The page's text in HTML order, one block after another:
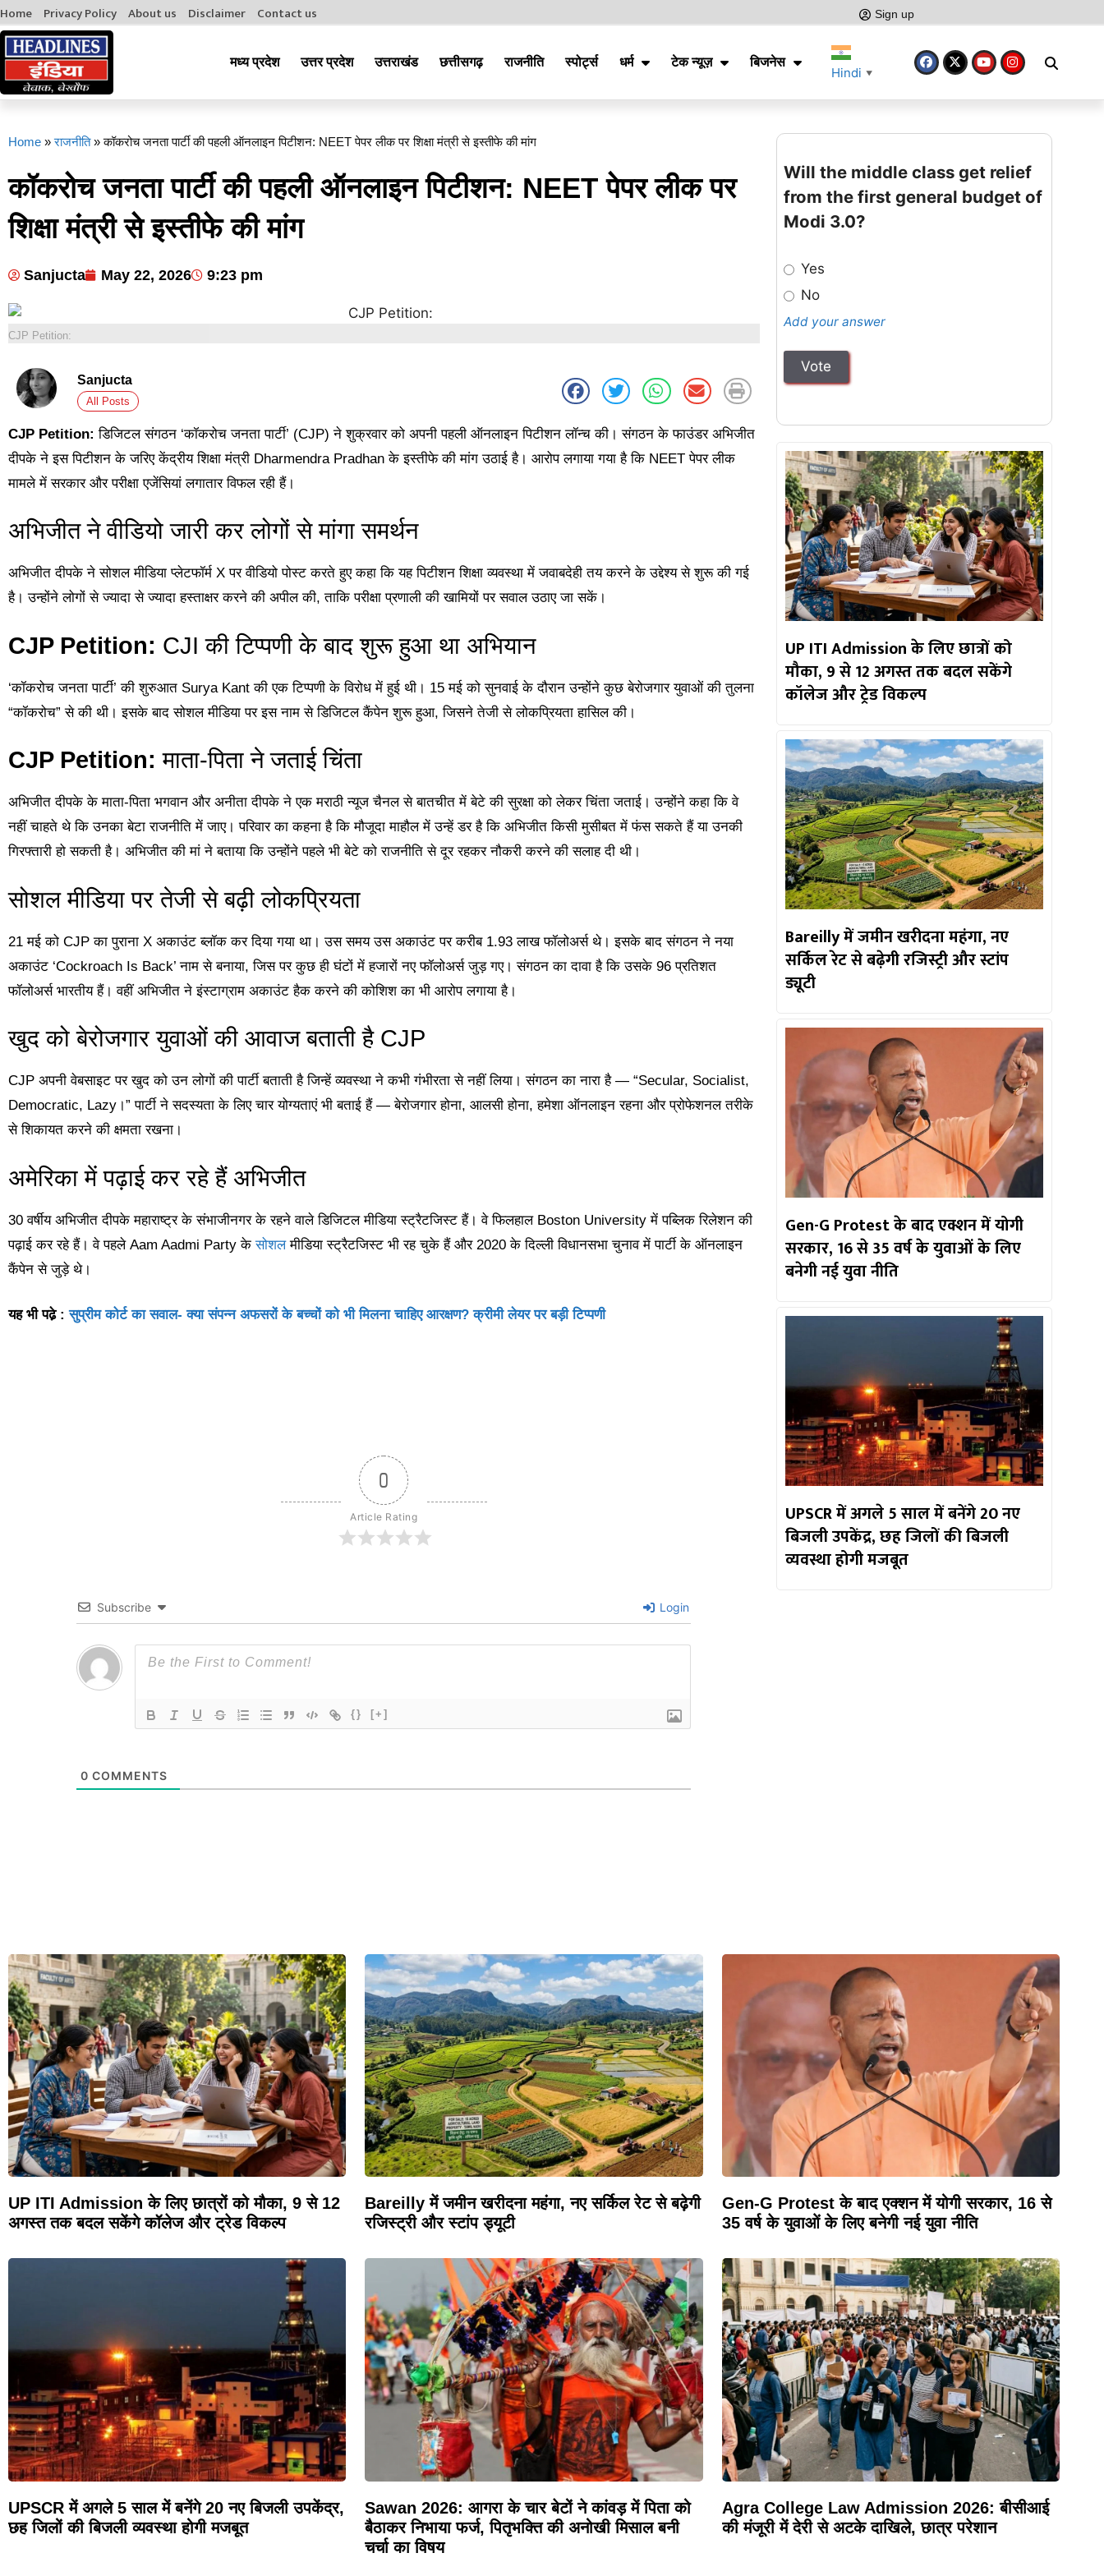
Home Privacy Policy About us Disclaimer Contact us Sign up
मध्य प्रदेश उत्तर प्रदेश उत्तराखंड छत्तीसगढ़ राजनीति स्पोर्ट्स धर्म टेक न्यूज़ बिजनेस
Hindi ▼
Home » राजनीति »कॉकरोच जनता पार्टी की पहली ऑनलाइन पिटीशन: NEET पेपर लीक पर शिक्षा मंत्री से इस्तीफे की मांग
कॉकरोच जनता पार्टी की पहली ऑनलाइन पिटीशन: NEET पेपर लीक पर
शिक्षा मंत्री से इस्तीफे की मांग
Sanjucta May 22, 2026 9:23 pm
CJP Petition:
Sanjucta
All Posts
CJP Petition: डिजिटल संगठन ‘कॉकरोच जनता पार्टी’ (CJP) ने शुक्रवार को अपनी पहली ऑनलाइन पिटीशन लॉन्च की। संगठन के फाउंडर अभिजीत
दीपके ने इस पिटीशन के जरिए केंद्रीय शिक्षा मंत्री Dharmendra Pradhan के इस्तीफे की मांग उठाई है। आरोप लगाया गया है कि NEET पेपर लीक
मामले में सरकार और परीक्षा एजेंसियां लगातार विफल रही हैं।
अभिजीत ने वीडियो जारी कर लोगों से मांगा समर्थन
अभिजीत दीपके ने सोशल मीडिया प्लेटफॉर्म X पर वीडियो पोस्ट करते हुए कहा कि यह पिटीशन शिक्षा व्यवस्था में जवाबदेही तय करने के उद्देश्य से शुरू की गई
है। उन्होंने लोगों से ज्यादा से ज्यादा हस्ताक्षर करने की अपील की, ताकि परीक्षा प्रणाली की खामियों पर सवाल उठाए जा सकें।
CJP Petition: CJI की टिप्पणी के बाद शुरू हुआ था अभियान
‘कॉकरोच जनता पार्टी’ की शुरुआत Surya Kant की एक टिप्पणी के विरोध में हुई थी। 15 मई को सुनवाई के दौरान उन्होंने कुछ बेरोजगार युवाओं की तुलना
“कॉकरोच” से की थी। इसके बाद सोशल मीडिया पर इस नाम से डिजिटल कैंपेन शुरू हुआ, जिसने तेजी से लोकप्रियता हासिल की।
CJP Petition:माता-पिता ने जताई चिंता
अभिजीत दीपके के माता-पिता भगवान और अनीता दीपके ने एक मराठी न्यूज चैनल से बातचीत में बेटे की सुरक्षा को लेकर चिंता जताई। उन्होंने कहा कि वे
नहीं चाहते थे कि उनका बेटा राजनीति में जाए। परिवार का कहना है कि मौजूदा माहौल में उन्हें डर है कि अभिजीत किसी मुसीबत में फंस सकते हैं या उनकी
गिरफ्तारी हो सकती है। अभिजीत की मां ने बताया कि उन्होंने पहले भी बेटे को राजनीति से दूर रहकर नौकरी करने की सलाह दी थी।
सोशल मीडिया पर तेजी से बढ़ी लोकप्रियता
21 मई को CJP का पुराना X अकाउंट ब्लॉक कर दिया गया था। उस समय उस अकाउंट पर करीब 1.93 लाख फॉलोअर्स थे। इसके बाद संगठन ने नया
अकाउंट ‘Cockroach Is Back’ नाम से बनाया, जिस पर कुछ ही घंटों में हजारों नए फॉलोअर्स जुड़ गए। संगठन का दावा है कि उसके 96 प्रतिशत
फॉलोअर्स भारतीय हैं। वहीं अभिजीत ने इंस्टाग्राम अकाउंट हैक करने की कोशिश का भी आरोप लगाया है।
खुद को बेरोजगार युवाओं की आवाज बताती है CJP
CJP अपनी वेबसाइट पर खुद को उन लोगों की पार्टी बताती है जिन्हें व्यवस्था ने कभी गंभीरता से नहीं लिया। संगठन का नारा है — “Secular, Socialist,
Democratic, Lazy।” पार्टी ने सदस्यता के लिए चार योग्यताएं भी बताई हैं — बेरोजगार होना, आलसी होना, हमेशा ऑनलाइन रहना और प्रोफेशनल तरीके
से शिकायत करने की क्षमता रखना।
अमेरिका में पढ़ाई कर रहे हैं अभिजीत
30 वर्षीय अभिजीत दीपके महाराष्ट्र के संभाजीनगर के रहने वाले डिजिटल मीडिया स्ट्रैटजिस्ट हैं। वे फिलहाल Boston University में पब्लिक रिलेशन की
पढ़ाई कर रहे हैं। वे पहले Aam Aadmi Party के सोशलमीडिया स्ट्रैटजिस्ट भी रह चुके हैं और 2020 के दिल्ली विधानसभा चुनाव में पार्टी के ऑनलाइन
कैंपेन से जुड़े थे।
यह भी पढे़ :सुप्रीम कोर्ट का सवाल- क्या संपन्न अफसरों के बच्चों को भी मिलना चाहिए आरक्षण? क्रीमी लेयर पर बड़ी टिप्पणी
0
Article Rating
Subscribe Login
{} [+]
0 COMMENTS
Will the middle class get relief
from the first general budget of
Modi 3.0?
Yes
No
Add your answer
UP ITI Admission के लिए छात्रों को
मौका, 9 से 12 अगस्त तक बदल सकेंगे
कॉलेज और ट्रेड विकल्प
Bareilly में जमीन खरीदना महंगा, नए
सर्किल रेट से बढ़ेगी रजिस्ट्री और स्टांप
ड्यूटी
Gen-G Protest के बाद एक्शन में योगी
सरकार, 16 से 35 वर्ष के युवाओं के लिए
बनेगी नई युवा नीति
UPSCR में अगले 5 साल में बनेंगे 20 नए
बिजली उपकेंद्र, छह जिलों की बिजली
व्यवस्था होगी मजबूत
UP ITI Admission के लिए छात्रों को मौका, 9 से 12
अगस्त तक बदल सकेंगे कॉलेज और ट्रेड विकल्प
Bareilly में जमीन खरीदना महंगा, नए सर्किल रेट से बढ़ेगी
रजिस्ट्री और स्टांप ड्यूटी
Gen-G Protest के बाद एक्शन में योगी सरकार, 16 से
35 वर्ष के युवाओं के लिए बनेगी नई युवा नीति
UPSCR में अगले 5 साल में बनेंगे 20 नए बिजली उपकेंद्र,
छह जिलों की बिजली व्यवस्था होगी मजबूत
Sawan 2026: आगरा के चार बेटों ने कांवड़ में पिता को
बैठाकर निभाया फर्ज, पितृभक्ति की अनोखी मिसाल बनी
चर्चा का विषय
Agra College Law Admission 2026: बीसीआई
की मंजूरी में देरी से अटके दाखिले, छात्र परेशान